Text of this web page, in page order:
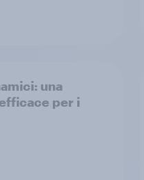
una
per i